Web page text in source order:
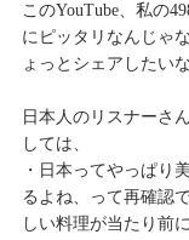
このYouTube、私の
にピッタリなんじゃ
ょっとシェアしたい
日本人のリスナーさ
しては、
・日本ってやっぱり
るよね、って再確認
しい料理が当たり前